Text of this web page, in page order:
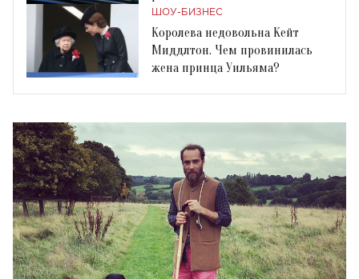
ШОУ-БИЗНЕС
Королева недовольна Кейт
Миддлтон. Чем провинилась
жена принца Уильяма?